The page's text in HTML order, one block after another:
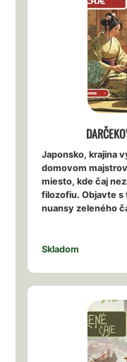
Japonsko, krajina
domovom
miesto, kde čaj
filozofiu. Objavte s
nuansy zeleného
Skladom